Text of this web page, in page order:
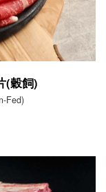
(穀飼)
Fed)